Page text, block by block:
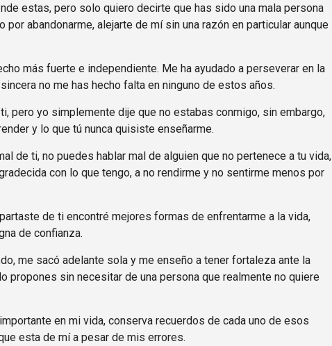
estas, pero solo quiero decirte que has sido una mala persona
abandonarme, alejarte de mí sin una razón en particular aunque
más fuerte e independiente. Me ha ayudado a perseverar en la
no me has hecho falta en ninguno de estos años.
pero yo simplemente dije que no estabas conmigo, sin embargo,
y lo que tú nunca quisiste enseñarme.
de ti, no puedes hablar mal de alguien que no pertenece a tu vida,
con lo que tengo, a no rendirme y no sentirme menos por
de ti encontré mejores formas de enfrentarme a la vida,
de confianza.
me sacó adelante sola y me enseño a tener fortaleza ante la
propones sin necesitar de una persona que realmente no quiere
en mi vida, conserva recuerdos de cada uno de esos
esta de mí a pesar de mis errores.